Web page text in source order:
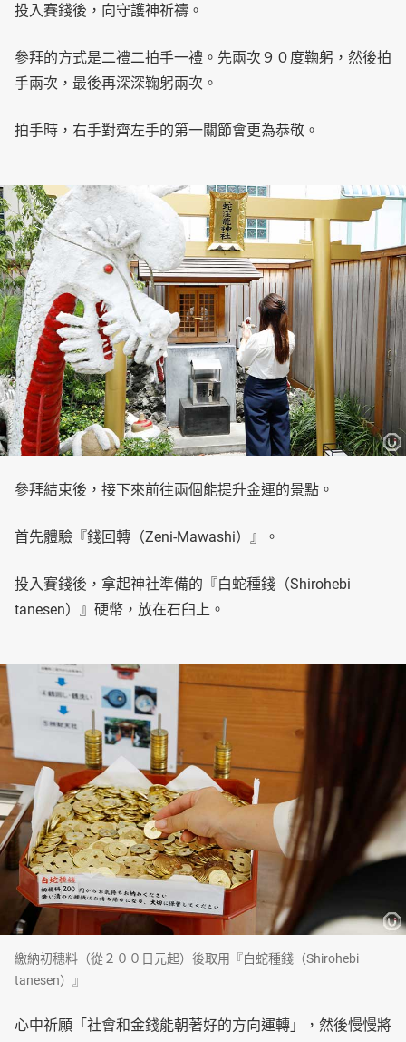
投入賽錢後，向守護神祈禱。
參拜的方式是二禮二拍手一禮。先兩次９０度鞠躬，然後拍
手兩次，最後再深深鞠躬兩次。
拍手時，右手對齊左手的第一關節會更為恭敬。
參拜結束後，接下來前往兩個能提升金運的景點。
首先體驗『錢回轉（Zeni-Mawashi）』。
投入賽錢後，拿起神社準備的『白蛇種錢（Shirohebi
tanesen）』硬幣，放在石臼上。
繳納初穗料（從２００日元起）後取用『白蛇種錢（Shirohebi
tanesen）』
心中祈願「社會和金錢能朝著好的方向運轉」，然後慢慢將